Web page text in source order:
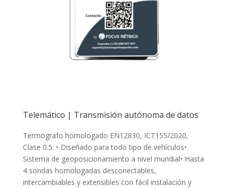
Telemático | Transmisión autónoma de datos
Termógrafo homologado EN12830, ICT155/2020,
Clase 0.5: • Diseñado para todo tipo de vehículos•
Sistema de geoposicionamiento a nivel mundial• Hasta
4 sondas homologadas desconectables,
intercambiables y extensibles con fácil instalación y